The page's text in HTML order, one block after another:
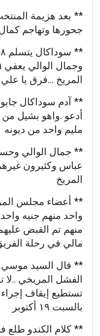
** بعد هزيمة
جحورها وتهاجم
المريخ …فرق يا
** آدم سوداكال
أدعو .واهو بشيل
مليم واحد من ديونه
** جمال الوالي
عباس وكثيرون
المريخ
** أعضاء مجلس
واحد منهم جنيه
منهم تم القبض
مالي في رحلة
** قال السيد
الفشل المريخي
تستطيع إيقاف
بالسبت ١٩ أكتوبر
** كلام الكندو